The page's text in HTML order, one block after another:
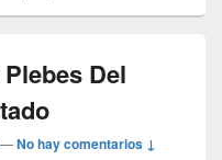
Del
—No hay comentarios ↓